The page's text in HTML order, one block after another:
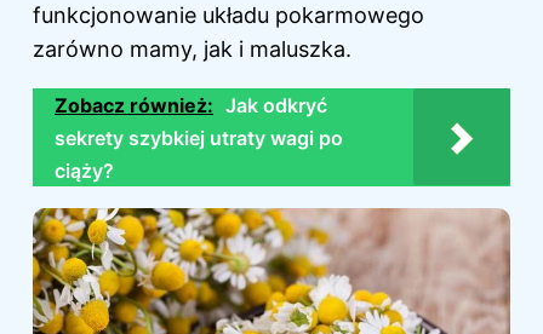
funkcjonowanie układu pokarmowego
zarówno mamy, jak i maluszka.
Zobacz również: Jak odkryć
sekrety szybkiej utraty wagi po
ciąży?